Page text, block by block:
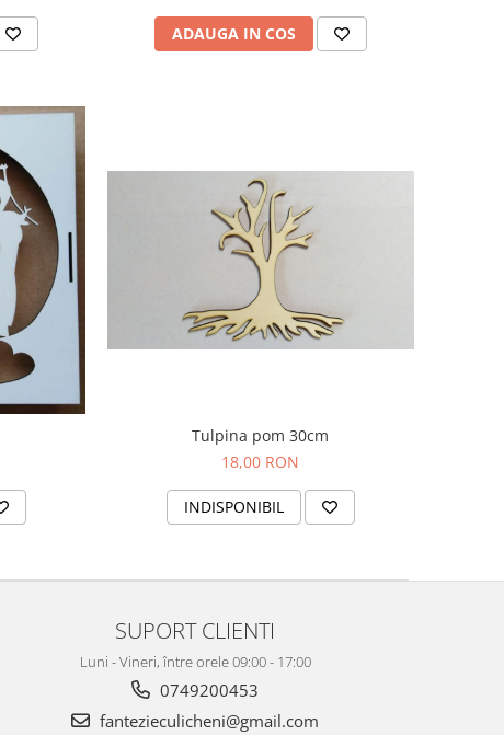
ADAUGA IN COS
Tulpina pom 30cm
18,00 RON
INDISPONIBIL
SUPORT CLIENTI
Luni - Vineri, între orele 09:00 - 17:00
0749200453
fantezieculicheni@gmail.com